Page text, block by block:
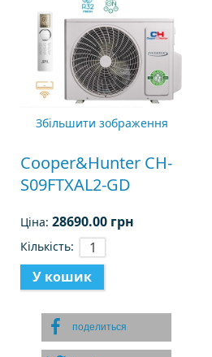
Збільшити зображення
Cooper&Hunter CH-
S09FTXAL2-GD
Ціна:28690.00 грн
Кількість:
поделиться